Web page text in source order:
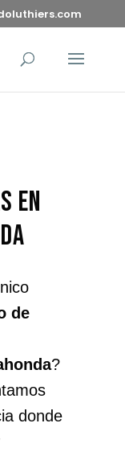
en
de
?
donde